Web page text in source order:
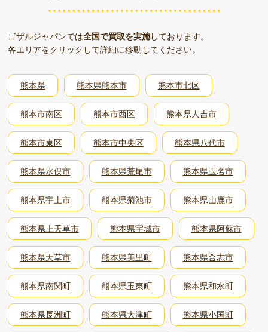
ゴザルジャパンでは全国で買取を実施しております。
各エリアをクリックして詳細に移動してください。
熊本県 熊本県熊本市 熊本市北区
熊本市南区 熊本市西区 熊本県人吉市
熊本市東区 熊本市中央区 熊本県八代市
熊本県水俣市 熊本県荒尾市 熊本県玉名市
熊本県宇土市 熊本県菊池市 熊本県山鹿市
熊本県上天草市 熊本県宇城市 熊本県阿蘇市
熊本県天草市 熊本県美里町 熊本県合志市
熊本県南関町 熊本県玉東町 熊本県和水町
熊本県長洲町 熊本県大津町 熊本県小国町